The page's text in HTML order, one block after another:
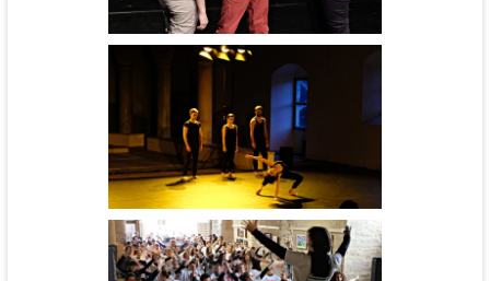
Hip hop or not - cie Daruma
Douve - cie C'interscribo